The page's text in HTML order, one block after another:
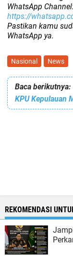
WhatsApp
https://
Pastikan kamu
WhatsApp ya.
Nasional News
Baca berikutnya:
REKOMENDASI